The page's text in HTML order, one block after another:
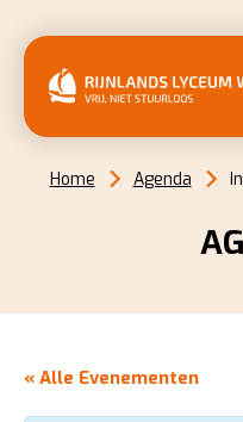
Home Agenda
« Alle Evenementen